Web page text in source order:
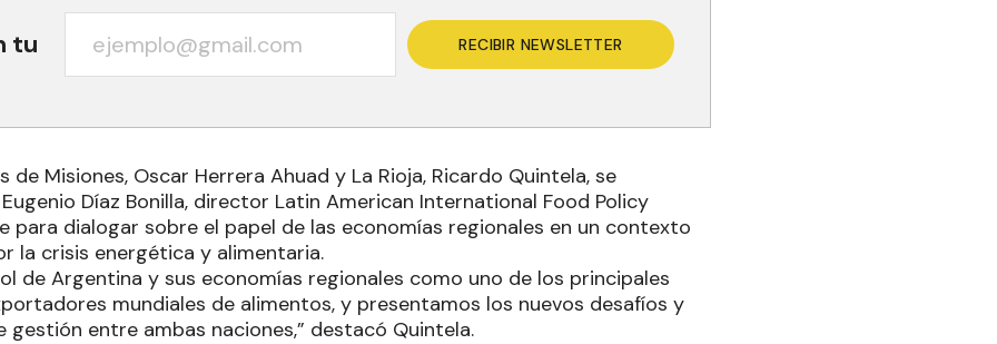
tu RECIBIR NEWSLETTER
de Misiones, Oscar Herrera Ahuad y La Rioja, Ricardo Quintela, se
Díaz Bonilla, director Latin American International Food Policy
para dialogar sobre el papel de las economías regionales en un contexto
la crisis energética y alimentaria.
de Argentina y sus economías regionales como uno de los principales
mundiales de alimentos, y presentamos los nuevos desafíos y
gestión entre ambas naciones,” destacó Quintela.